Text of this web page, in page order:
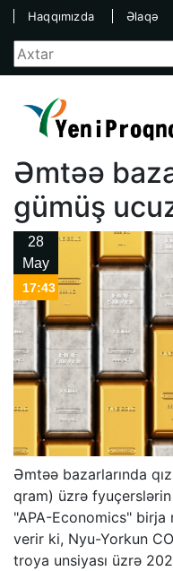
Haqqımızda Əlaqə
Əmtəə
gümüş
28
May
17:43
Əmtəə bazarlarında
qram) üzrə fyuçerslərin
"APA-Economics" birja
verir ki, Nyu-Yorkun
troya unsiyası üzrə